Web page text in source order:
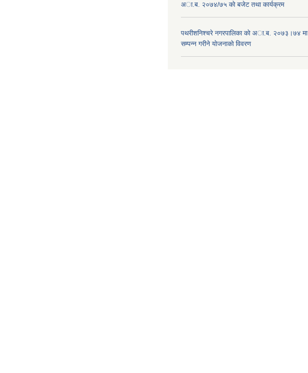
अा.ब. २०७४/७५ काे बजेट तथा कार्यक्रम
पथरीशनिश्चरे नगरपालिका काे अा.ब. २०७३।७४ मा
सम्पन्न गरीने याेजनाकाे विवरण